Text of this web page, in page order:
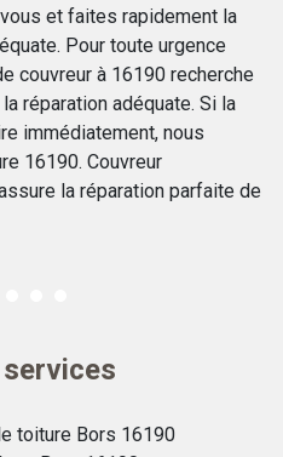
et faites rapidement la
Pour toute urgence
couvreur à 16190 recherche
réparation adéquate. Si la
immédiatement, nous
16190. Couvreur
la réparation parfaite de
toiture Bors 16190